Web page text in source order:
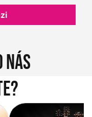
nás
Jak vybrat